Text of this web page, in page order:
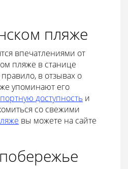
пляже
впечатлениями от
пляже в станице
в отзывах о
упоминают его
доступность и
со свежими
вы можете на сайте